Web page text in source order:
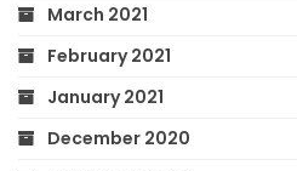
March 2021
February 2021
January 2021
December 2020